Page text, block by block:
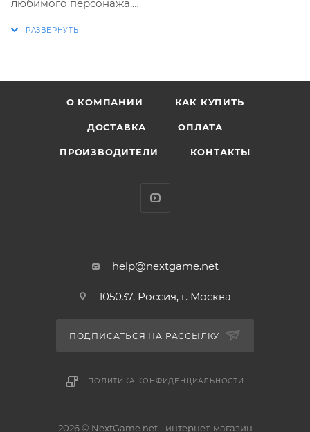
любимого персонажа.
* Тип - фигурка
* Высота: 9,5 см
О КОМПАНИИ КАК КУПИТЬ
ДОСТАВКА ОПЛАТА
ПРОИЗВОДИТЕЛИ КОНТАКТЫ
help@nextgame.net
105037, Россия, г. Москва
ПОДПИСАТЬСЯ НА РАССЫЛКУ
ПОЛИТИКА КОНФИДЕНЦИАЛЬНОСТИ
2026 © NextGame.net - интернет-магазин